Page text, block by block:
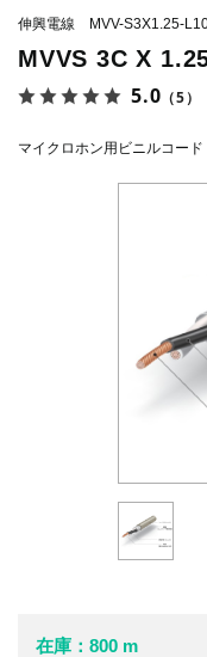
伸興電線 MVV-S3X1.25-
MVVS 3C X
5.0 （5）
マイクロホン用ビニルコード
在庫：800 m